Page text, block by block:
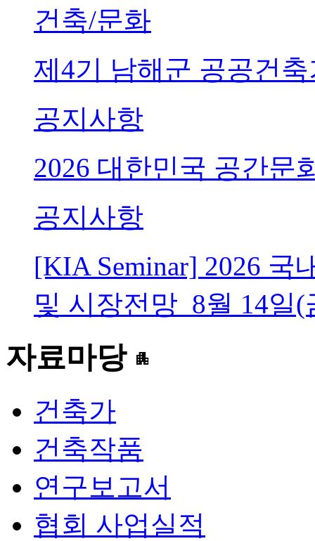
건축/문화
제4기 남해군 공공건
공지사항
2026 대한민국 공간문
공지사항
[KIA Seminar] 2026 국
및 시장전망_8월 14일(
자료마당 apartment
건축가
건축작품
연구보고서
협회 사업실적